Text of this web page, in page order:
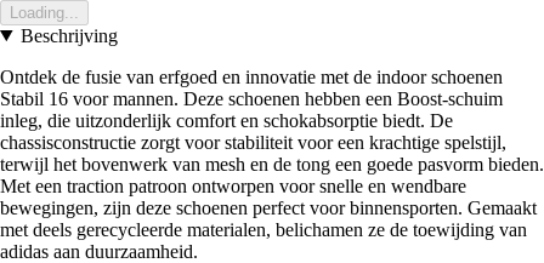
Loading...
Beschrijving
Ontdek de fusie van erfgoed en innovatie met de indoor schoenen
Stabil 16 voor mannen. Deze schoenen hebben een Boost-schuim
inleg, die uitzonderlijk comfort en schokabsorptie biedt. De
chassisconstructie zorgt voor stabiliteit voor een krachtige spelstijl,
terwijl het bovenwerk van mesh en de tong een goede pasvorm bieden.
Met een traction patroon ontworpen voor snelle en wendbare
bewegingen, zijn deze schoenen perfect voor binnensporten. Gemaakt
met deels gerecycleerde materialen, belichamen ze de toewijding van
adidas aan duurzaamheid.